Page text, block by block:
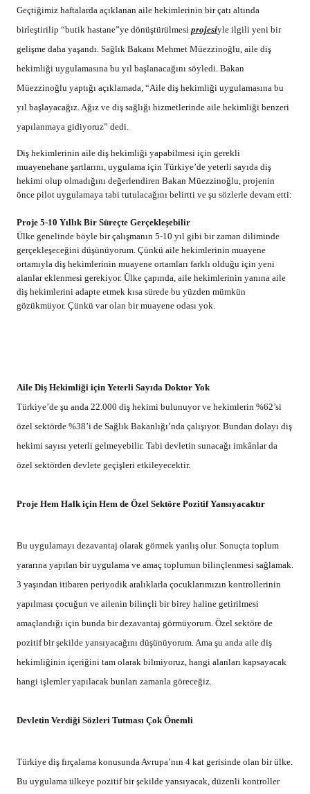
Geçtiğimiz haftalarda açıklanan aile hekimlerinin bir çatı altında
birleştirilip “butik hastane”ye dönüştürülmesi projesiyle ilgili yeni bir
gelişme daha yaşandı. Sağlık Bakanı Mehmet Müezzinoğlu, aile diş
hekimliği uygulamasına bu yıl başlanacağını söyledi. Bakan
Müezzinoğlu yaptığı açıklamada, “Aile diş hekimliği uygulamasına bu
yıl başlayacağız. Ağız ve diş sağlığı hizmetlerinde aile hekimliği benzeri
yapılanmaya gidiyoruz” dedi.
Diş hekimlerinin aile diş hekimliği yapabilmesi için gerekli
muayenehane şartlarını, uygulama için Türkiye’de yeterli sayıda diş
hekimi olup olmadığını değerlendiren Bakan Müezzinoğlu, projenin
önce pilot uygulamaya tabi tutulacağını belirtti ve şu sözlerle devam etti:
Proje 5-10 Yıllık Bir Süreçte Gerçekleşebilir
Ülke genelinde böyle bir çalışmanın 5-10 yıl gibi bir zaman diliminde
gerçekleşeceğini düşünüyorum. Çünkü aile hekimlerinin muayene
ortamıyla diş hekimlerinin muayene ortamları farklı olduğu için yeni
alanlar eklenmesi gerekiyor. Ülke çapında, aile hekimlerinin yanına aile
diş hekimlerini adapte etmek kısa sürede bu yüzden mümkün
gözükmüyor. Çünkü var olan bir muayene odası yok.
Aile Diş Hekimliği için Yeterli Sayıda Doktor Yok
Türkiye’de şu anda 22.000 diş hekimi bulunuyor ve hekimlerin %62’si
özel sektörde %38’i de Sağlık Bakanlığı’nda çalışıyor. Bundan dolayı diş
hekimi sayısı yeterli gelmeyebilir. Tabi devletin sunacağı imkânlar da
özel sektörden devlete geçişleri etkileyecektir.
Proje Hem Halk için Hem de Özel Sektöre Pozitif Yansıyacaktır
Bu uygulamayı dezavantaj olarak görmek yanlış olur. Sonuçta toplum
yararına yapılan bir uygulama ve amaç toplumun bilinçlenmesi sağlamak.
3 yaşından itibaren periyodik aralıklarla çocuklarımızın kontrollerinin
yapılması çocuğun ve ailenin bilinçli bir birey haline getirilmesi
amaçlandığı için bunda bir dezavantaj görmüyorum. Özel sektöre de
pozitif bir şekilde yansıyacağını düşünüyorum. Ama şu anda aile diş
hekimliğinin içeriğini tam olarak bilmiyoruz, hangi alanları kapsayacak
hangi işlemler yapılacak bunları zamanla göreceğiz.
Devletin Verdiği Sözleri Tutması Çok Önemli
Türkiye diş fırçalama konusunda Avrupa’nın 4 kat gerisinde olan bir ülke.
Bu uygulama ülkeye pozitif bir şekilde yansıyacak, düzenli kontroller